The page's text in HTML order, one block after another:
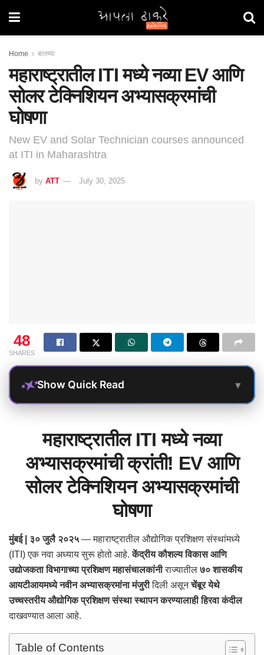
Home बातम्या
महाराष्ट्रातील ITI मध्ये नव्या EV आणि
सोलर टेक्निशियन अभ्यासक्रमांची
घोषणा
New EV and Solar Technician courses announced
at ITI in Maharashtra
by ATT July 30, 2025
48
SHARES
Show Quick Read ▾
महाराष्ट्रातील ITI मध्ये नव्या
अभ्यासक्रमांची क्रांती! EV आणि
सोलर टेक्निशियन अभ्यासक्रमांची
घोषणा
मुंबई | ३० जुलै २०२५ — महाराष्ट्रातील औद्योगिक प्रशिक्षण संस्थांमध्ये
(ITI) एक नवा अध्याय सुरू होतो आहे.केंद्रीय कौशल्य विकास आणि
उद्योजकता विभागाच्या प्रशिक्षण महासंचालकांनीराज्यातील ७० शासकीय
आयटीआयमध्ये नवीन अभ्यासक्रमांना मंजुरीदिली असूनचेंबूर येथे
उच्चस्तरीय औद्योगिक प्रशिक्षण संस्था स्थापन करण्यालाही हिरवा कंदील
दाखवण्यात आला आहे.
Table of Contents